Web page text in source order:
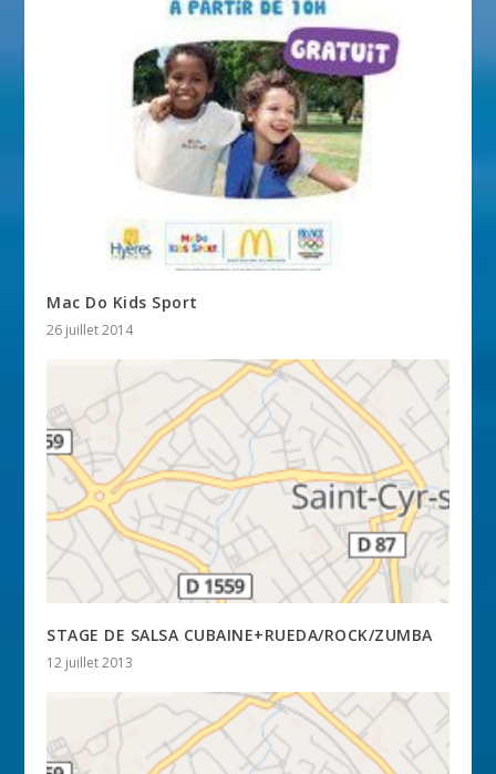
Mac Do Kids Sport
26 juillet 2014
STAGE DE SALSA CUBAINE+RUEDA/ROCK/ZUMBA
12 juillet 2013